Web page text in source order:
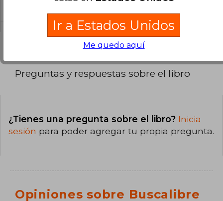
Preguntas y respuestas sobre el libro
¿Tienes una pregunta sobre el libro? Inicia
sesión para poder agregar tu propia pregunta.
Opiniones sobre Buscalibre
Ir a Estados Unidos
Me quedo aquí